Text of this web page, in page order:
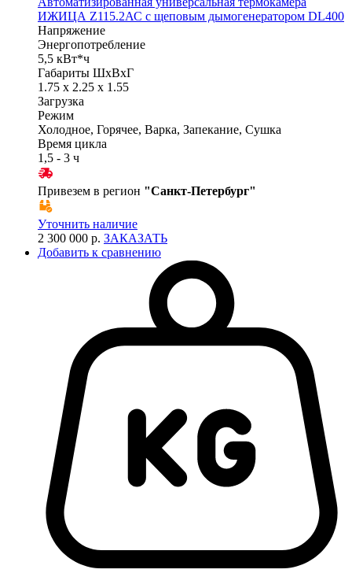
ИЖИЦА Z115.2АС с щеповым дымогенератором DL400
Напряжение
Энергопотребление
5,5 кВт*ч
Габариты ШхВхГ
1.75 x 2.25 x 1.55
Загрузка
Режим
Холодное, Горячее, Варка, Запекание, Сушка
Время цикла
1,5 - 3 ч
Привезем в регион "Санкт-Петербург"
Уточнить наличие
2 300 000 р. ЗАКАЗАТЬ
Добавить к сравнению